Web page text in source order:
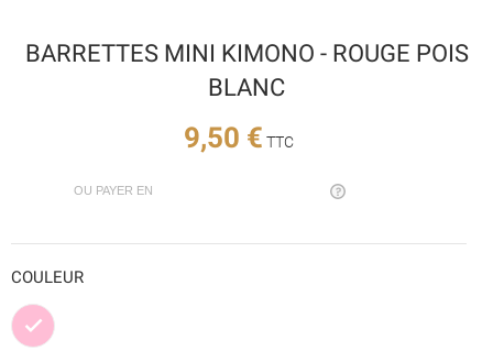
BARRETTES MINI KIMONO - ROUGE POIS
BLANC
9,50 € TTC
OU PAYER EN
COULEUR
Rose